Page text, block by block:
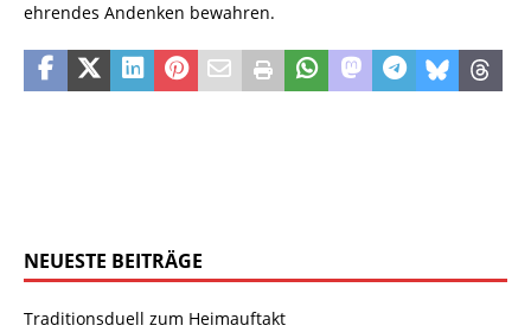
ehrendes Andenken bewahren.
NEUESTE BEITRÄGE
Traditionsduell zum Heimauftakt